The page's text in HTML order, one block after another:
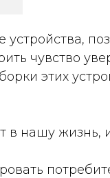
чувство
этих
нашу жизнь,